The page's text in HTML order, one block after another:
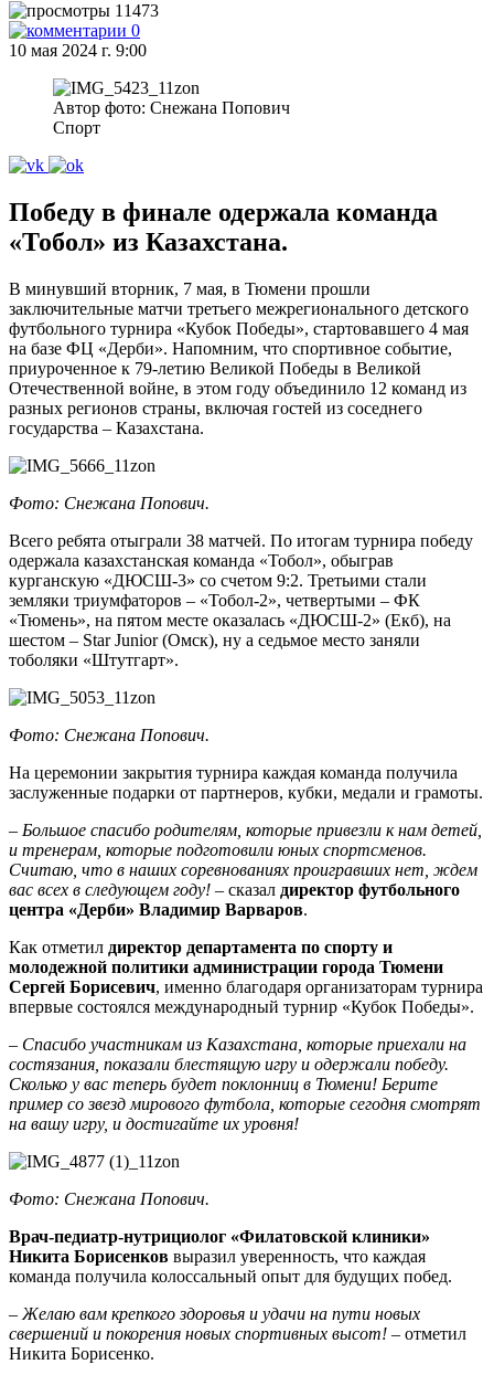
11473
0
10 мая 2024 г. 9:00
Автор фото: Снежана Попович
Спорт
Победу в финале одержала команда
«Тобол» из Казахстана.
В минувший вторник, 7 мая, в Тюмени прошли
заключительные матчи третьего межрегионального детского
футбольного турнира «Кубок Победы», стартовавшего 4 мая
на базе ФЦ «Дерби». Напомним, что спортивное событие,
приуроченное к 79-летию Великой Победы в Великой
Отечественной войне, в этом году объединило 12 команд из
разных регионов страны, включая гостей из соседнего
государства – Казахстана.
Фото: Снежана Попович.
Всего ребята отыграли 38 матчей. По итогам турнира победу
одержала казахстанская команда «Тобол», обыграв
курганскую «ДЮСШ-3» со счетом 9:2. Третьими стали
земляки триумфаторов – «Тобол-2», четвертыми – ФК
«Тюмень», на пятом месте оказалась «ДЮСШ-2» (Екб), на
шестом – Star Junior (Омск), ну а седьмое место заняли
тоболяки «Штутгарт».
Фото: Снежана Попович.
На церемонии закрытия турнира каждая команда получила
заслуженные подарки от партнеров, кубки, медали и грамоты.
– Большое спасибо родителям, которые привезли к нам детей,
и тренерам, которые подготовили юных спортсменов.
Считаю, что в наших соревнованиях проигравших нет, ждем
вас всех в следующем году! – сказал директор футбольного
центра «Дерби» Владимир Варваров.
Как отметил директор департамента по спорту и
молодежной политики администрации города Тюмени
Сергей Борисевич, именно благодаря организаторам турнира
впервые состоялся международный турнир «Кубок Победы».
– Спасибо участникам из Казахстана, которые приехали на
состязания, показали блестящую игру и одержали победу.
Сколько у вас теперь будет поклонниц в Тюмени! Берите
пример со звезд мирового футбола, которые сегодня смотрят
на вашу игру, и достигайте их уровня!
Фото: Снежана Попович.
Врач-педиатр-нутрициолог «Филатовской клиники»
Никита Борисенков выразил уверенность, что каждая
команда получила колоссальный опыт для будущих побед.
– Желаю вам крепкого здоровья и удачи на пути новых
свершений и покорения новых спортивных высот! – отметил
Никита Борисенко.